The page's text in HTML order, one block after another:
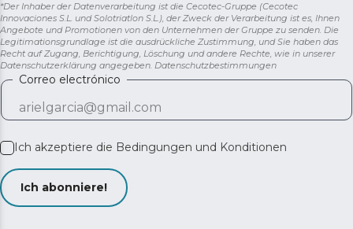
*Der Inhaber der Datenverarbeitung ist die Cecotec-Gruppe (Cecotec
Innovaciones S.L. und Solotriatlon S.L.), der Zweck der Verarbeitung ist es, Ihnen
Angebote und Promotionen von den Unternehmen der Gruppe zu senden. Die
Legitimationsgrundlage ist die ausdrückliche Zustimmung, und Sie haben das
Recht auf Zugang, Berichtigung, Löschung und andere Rechte, wie in unserer
Datenschutzerklärung angegeben. Datenschutzbestimmungen
Correo electrónico
Ich akzeptiere die Bedingungen und Konditionen
Ich abonniere!